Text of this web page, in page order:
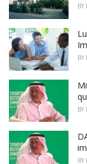
BY
BY
BY
BY